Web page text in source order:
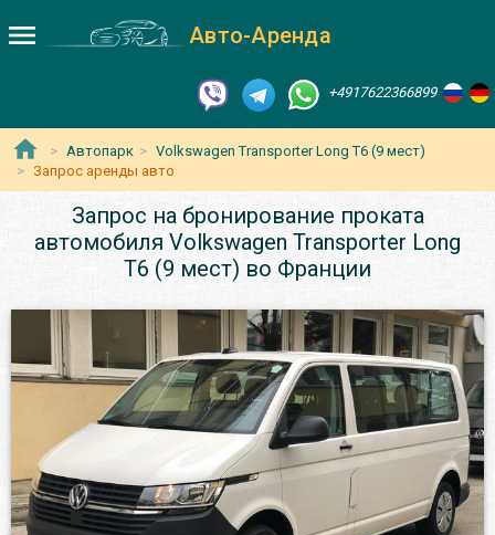
Авто-Аренда
+4917622366899
Автопарк
Volkswagen Transporter Long T6 (9 мест)
Запрос аренды авто
Запрос на бронирование проката
автомобиля Volkswagen Transporter Long
T6 (9 мест) во Франции